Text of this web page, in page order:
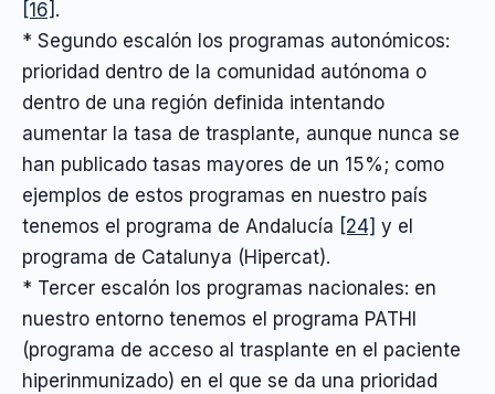
[16] .
* Segundo escalón los programas autonómicos:
prioridad dentro de la comunidad autónoma o
dentro de una región definida intentando
aumentar la tasa de trasplante, aunque nunca se
han publicado tasas mayores de un 15%; como
ejemplos de estos programas en nuestro país
tenemos el programa de Andalucía [24] y el
programa de Catalunya (Hipercat).
* Tercer escalón los programas nacionales: en
nuestro entorno tenemos el programa PATHI
(programa de acceso al trasplante en el paciente
hiperinmunizado) en el que se da una prioridad